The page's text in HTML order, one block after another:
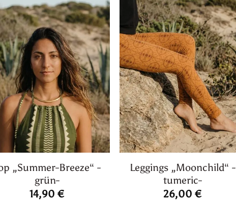
„Summer-Breeze“ -
grün-
14,90€
Leggings „Moonchild“ -
tumeric-
26,00€